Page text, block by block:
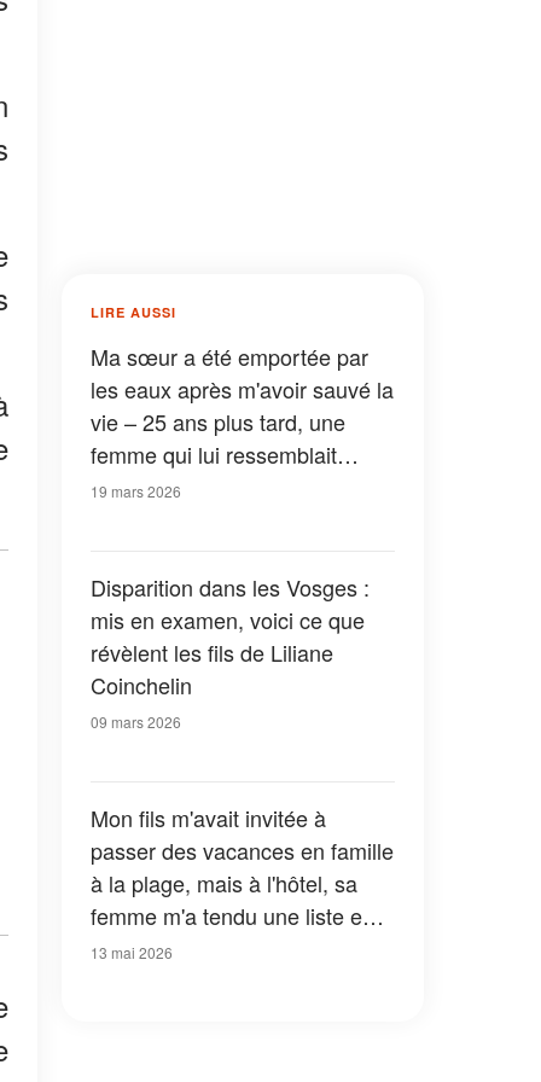
LIRE AUSSI
Ma sœur a été emportée par
les eaux après m'avoir sauvé la
vie – 25 ans plus tard, une
femme qui lui ressemblait
comme deux gouttes d'eau est
19 mars 2026
Disparition dans les Vosges :
mis en examen, voici ce que
révèlent les fils de Liliane
Coinchelin
09 mars 2026
Mon fils m'avait invitée à
passer des vacances en famille
à la plage, mais à l'hôtel, sa
femme m'a tendu une liste en
me disant : « C'est pour ça
13 mai 2026